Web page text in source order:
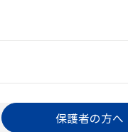
保護者の方へ